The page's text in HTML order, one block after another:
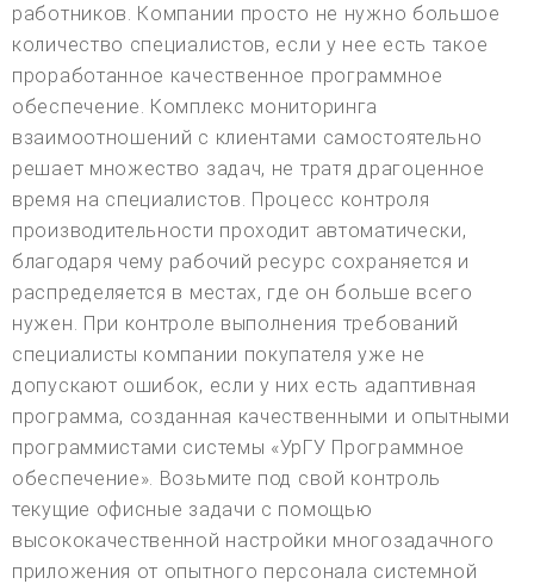
работников. Компании просто не нужно большое
количество специалистов, если у нее есть такое
проработанное качественное программное
обеспечение. Комплекс мониторинга
взаимоотношений с клиентами самостоятельно
решает множество задач, не тратя драгоценное
время на специалистов. Процесс контроля
производительности проходит автоматически,
благодаря чему рабочий ресурс сохраняется и
распределяется в местах, где он больше всего
нужен. При контроле выполнения требований
специалисты компании покупателя уже не
допускают ошибок, если у них есть адаптивная
программа, созданная качественными и опытными
программистами системы «УрГУ Программное
обеспечение». Возьмите под свой контроль
текущие офисные задачи с помощью
высококачественной настройки многозадачного
приложения от опытного персонала системной